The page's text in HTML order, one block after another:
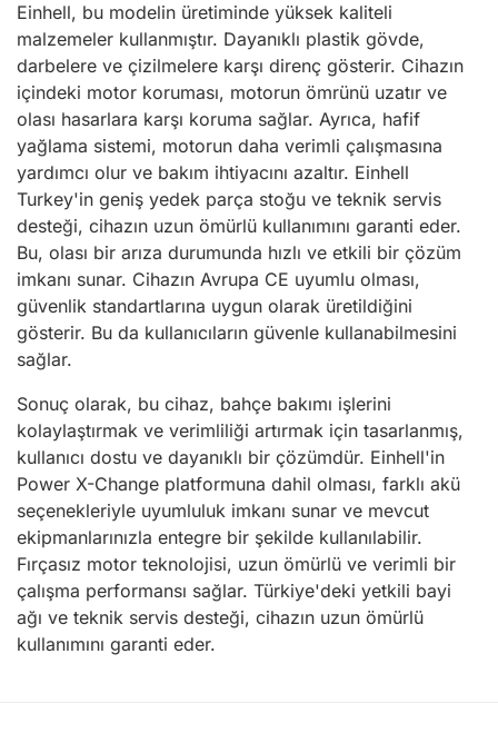
Einhell, bu modelin üretiminde yüksek kaliteli
malzemeler kullanmıştır. Dayanıklı plastik gövde,
darbelere ve çizilmelere karşı direnç gösterir. Cihazın
içindeki motor koruması, motorun ömrünü uzatır ve
olası hasarlara karşı koruma sağlar. Ayrıca, hafif
yağlama sistemi, motorun daha verimli çalışmasına
yardımcı olur ve bakım ihtiyacını azaltır. Einhell
Turkey'in geniş yedek parça stoğu ve teknik servis
desteği, cihazın uzun ömürlü kullanımını garanti eder.
Bu, olası bir arıza durumunda hızlı ve etkili bir çözüm
imkanı sunar. Cihazın Avrupa CE uyumlu olması,
güvenlik standartlarına uygun olarak üretildiğini
gösterir. Bu da kullanıcıların güvenle kullanabilmesini
sağlar.
Sonuç olarak, bu cihaz, bahçe bakımı işlerini
kolaylaştırmak ve verimliliği artırmak için tasarlanmış,
kullanıcı dostu ve dayanıklı bir çözümdür. Einhell'in
Power X-Change platformuna dahil olması, farklı akü
seçenekleriyle uyumluluk imkanı sunar ve mevcut
ekipmanlarınızla entegre bir şekilde kullanılabilir.
Fırçasız motor teknolojisi, uzun ömürlü ve verimli bir
çalışma performansı sağlar. Türkiye'deki yetkili bayi
ağı ve teknik servis desteği, cihazın uzun ömürlü
kullanımını garanti eder.